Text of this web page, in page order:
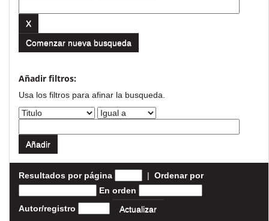
Comenzar nueva busqueda
Añadir filtros:
Usa los filtros para afinar la busqueda.
Resultados por página | Ordenar por
En orden
Autor/registro